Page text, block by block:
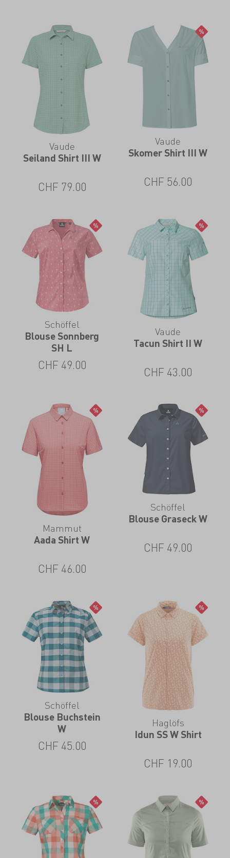
Vaude
Seiland Shirt III W
CHF 79.00
Vaude
Skomer Shirt III W
CHF 56.00
Schöffel
Blouse Sonnberg
SH L
CHF 49.00
Vaude
Tacun Shirt II W
CHF 43.00
Mammut
Aada Shirt W
CHF 46.00
Schöffel
Blouse Graseck W
CHF 49.00
Schöffel
Blouse Buchstein
W
CHF 45.00
Haglöfs
Idun SS W Shirt
CHF 19.00